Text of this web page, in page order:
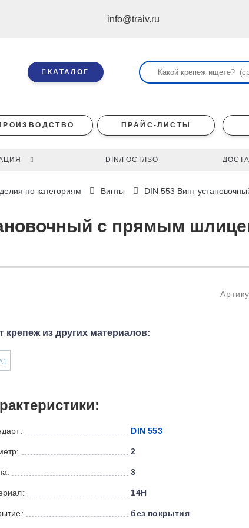
info@traiv.ru
КАТАЛОГ
ПРАЙС-ЛИСТЫ
DIN/ГОСТ/ISO
по категориям Винты DIN 553 Винт
с прямым
крепеж из других материалов:
DIN 553
2
3
14H
без покрытия